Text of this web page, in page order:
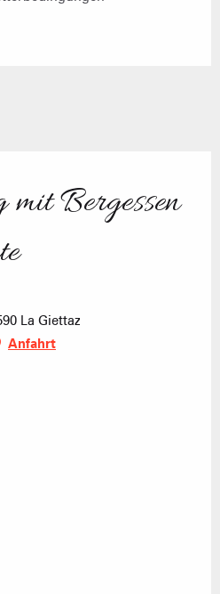
Bergessen
La Giettaz
Anfahrt